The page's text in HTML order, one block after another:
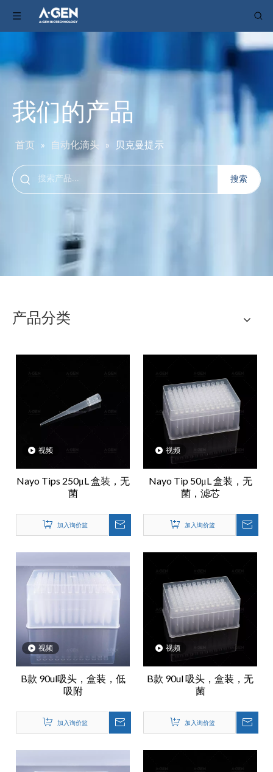
我们的产品
首页 » 自动化滴头 » 贝克曼提示
搜索
产品分类
视频
Nayo Tips 250μL 盒装，无
菌
加入询价篮
视频
Nayo Tip 50μL 盒装，无
菌，滤芯
加入询价篮
视频
B款 90ul吸头，盒装，低
吸附
加入询价篮
视频
B款 90ul 吸头，盒装，无
菌
加入询价篮